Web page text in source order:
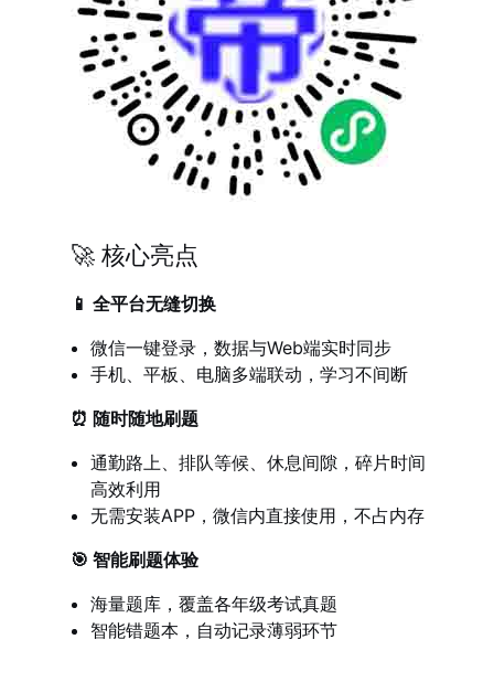
🚀 核心亮点
📱 全平台无缝切换
微信一键登录，数据与Web端实时同步
手机、平板、电脑多端联动，学习不间断
⏰ 随时随地刷题
通勤路上、排队等候、休息间隙，碎片时间
高效利用
无需安装APP，微信内直接使用，不占内存
🎯 智能刷题体验
海量题库，覆盖各年级考试真题
智能错题本，自动记录薄弱环节